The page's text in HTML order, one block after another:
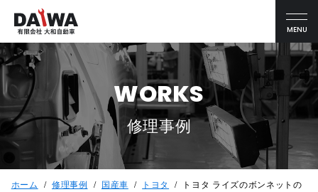
MENU
WORKS
修理事例
ホーム 修理事例 国産車 トヨタ
トヨタ ライズのボンネットの